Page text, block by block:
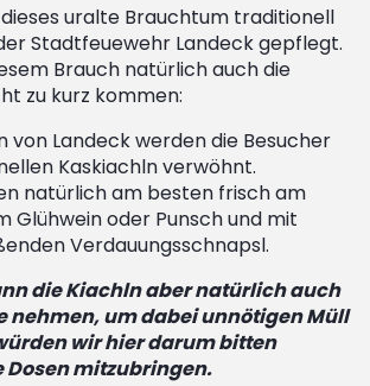
uralte Brauchtum traditionell
Stadtfeuewehr Landeck gepflegt.
Brauch natürlich auch die
zu kurz kommen:
von Landeck werden die Besucher
Kaskiachln verwöhnt.
natürlich am besten frisch am
Glühwein oder Punsch und mit
Verdauungsschnapsl.
die Kiachln aber natürlich auch
nehmen, um dabei unnötigen Müll
wir hier darum bitten
mitzubringen.